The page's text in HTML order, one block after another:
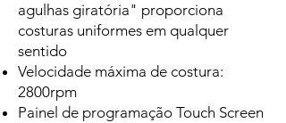
agulhas giratória" proporciona
costuras uniformes em qualquer
sentido
Velocidade máxima de costura:
2800rpm
Painel de programação Touch Screen